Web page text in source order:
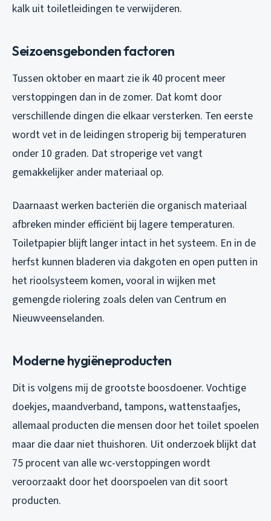
kalk uit toiletleidingen te verwijderen.
Seizoensgebonden factoren
Tussen oktober en maart zie ik 40 procent meer
verstoppingen dan in de zomer. Dat komt door
verschillende dingen die elkaar versterken. Ten eerste
wordt vet in de leidingen stroperig bij temperaturen
onder 10 graden. Dat stroperige vet vangt
gemakkelijker ander materiaal op.
Daarnaast werken bacteriën die organisch materiaal
afbreken minder efficiënt bij lagere temperaturen.
Toiletpapier blijft langer intact in het systeem. En in de
herfst kunnen bladeren via dakgoten en open putten in
het rioolsysteem komen, vooral in wijken met
gemengde riolering zoals delen van Centrum en
Nieuwveenselanden.
Moderne hygiëneproducten
Dit is volgens mij de grootste boosdoener. Vochtige
doekjes, maandverband, tampons, wattenstaafjes,
allemaal producten die mensen door het toilet spoelen
maar die daar niet thuishoren. Uit onderzoek blijkt dat
75 procent van alle wc-verstoppingen wordt
veroorzaakt door het doorspoelen van dit soort
producten.